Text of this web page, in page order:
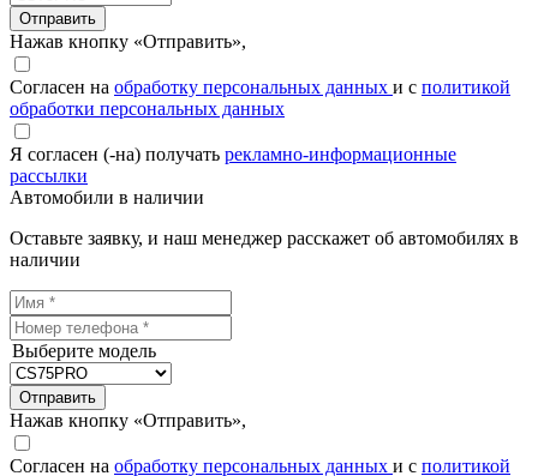
Отправить
Нажав кнопку «Отправить»,
Согласен на обработку персональных данных и с политикой
обработки персональных данных
Я согласен (-на) получать рекламно-информационные
рассылки
Автомобили в наличии
Оставьте заявку, и наш менеджер расскажет об автомобилях в
наличии
Выберите модель
Отправить
Нажав кнопку «Отправить»,
Согласен на обработку персональных данных и с политикой